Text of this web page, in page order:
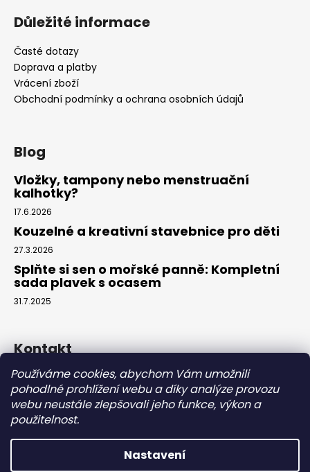
Používáme cookies, abychom Vám umožnili
pohodlné prohlížení webu a díky analýze provozu
webu neustále zlepšovali jeho funkce, výkon a
použitelnost.
Nastavení
Důležité informace
Časté dotazy
Doprava a platby
Vrácení zboží
Obchodní podmínky a ochrana osobních údajů
Blog
Vložky, tampony nebo menstruační
kalhotky?
17.6.2026
Kouzelné a kreativní stavebnice pro děti
27.3.2026
Splňte si sen o mořské panně: Kompletní
sada plavek s ocasem
31.7.2025
Kontakt
info@eparuky.cz
+420 734 459 045
Náš Facebook